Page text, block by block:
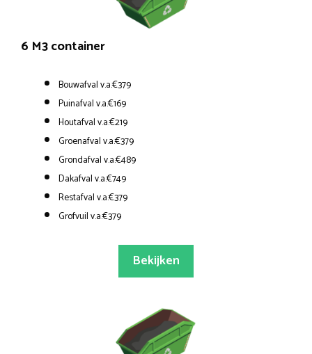
6 M3 container
Bouwafval v.a.€379
Puinafval v.a.€169
Houtafval v.a.€219
Groenafval v.a.€379
Grondafval v.a.€489
Dakafval v.a.€749
Restafval v.a.€379
Grofvuil v.a.€379
Bekijken